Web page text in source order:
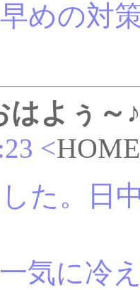
めの対
よぅ～♪
<HOME
た。日
気に冷